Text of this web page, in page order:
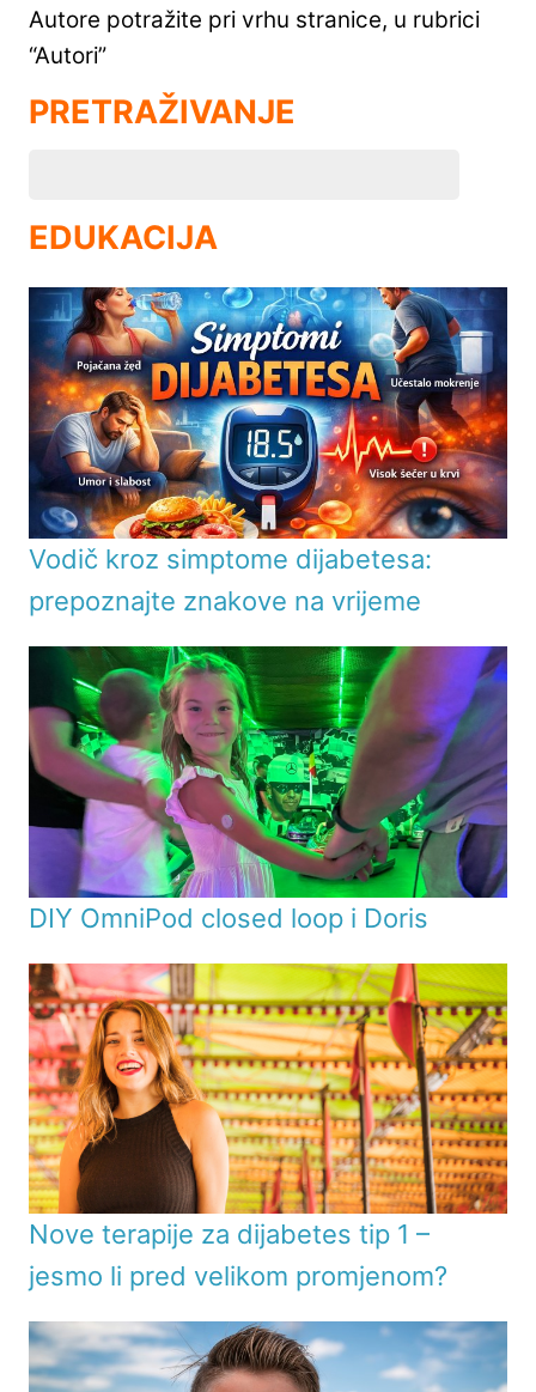
Autore potražite pri vrhu stranice, u rubrici
“Autori”
PRETRAŽIVANJE
EDUKACIJA
Vodič kroz simptome dijabetesa:
prepoznajte znakove na vrijeme
DIY OmniPod closed loop i Doris
Nove terapije za dijabetes tip 1 –
jesmo li pred velikom promjenom?